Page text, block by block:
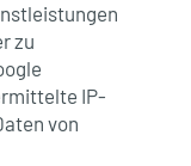
zu
IP-
von